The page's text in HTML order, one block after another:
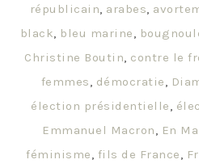
républicain, arabes,
black, bleu marine,
Christine Boutin, contre le
femmes, démocratie,
élection présidentielle,
Emmanuel Macron, En
féminisme, fils de France,